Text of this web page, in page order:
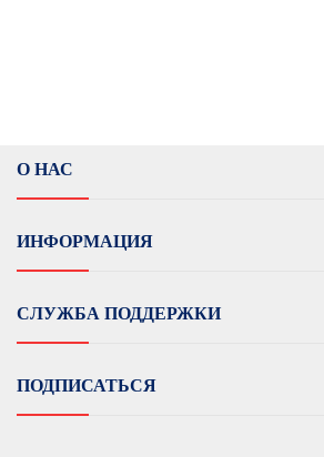
О НАС
ИНФОРМАЦИЯ
СЛУЖБА ПОДДЕРЖКИ
ПОДПИСАТЬСЯ